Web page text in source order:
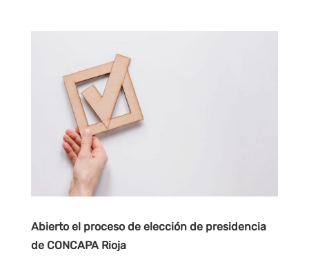
Abierto el proceso de elección de presidencia
de CONCAPA Rioja